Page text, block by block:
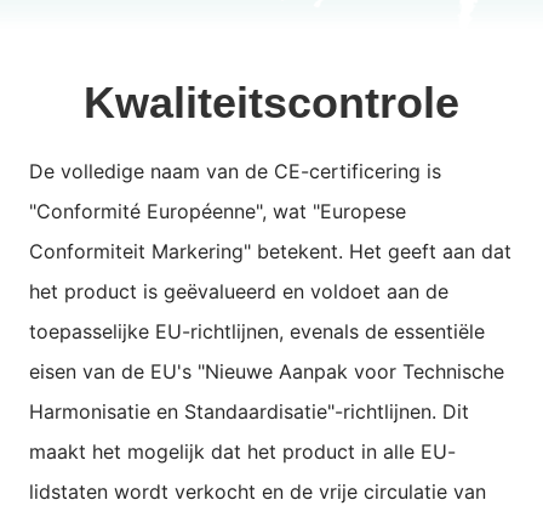
Kwaliteitscontrole
De volledige naam van de CE-certificering is
"Conformité Européenne", wat "Europese
Conformiteit Markering" betekent. Het geeft aan dat
het product is geëvalueerd en voldoet aan de
toepasselijke EU-richtlijnen, evenals de essentiële
eisen van de EU's "Nieuwe Aanpak voor Technische
Harmonisatie en Standaardisatie"-richtlijnen. Dit
maakt het mogelijk dat het product in alle EU-
lidstaten wordt verkocht en de vrije circulatie van